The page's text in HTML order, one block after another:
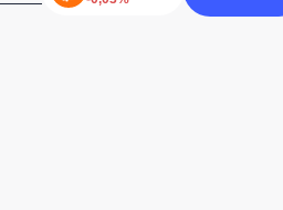
inizia